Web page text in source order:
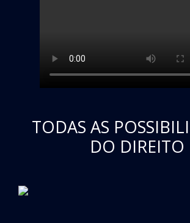
TODAS AS
DO DIREITO